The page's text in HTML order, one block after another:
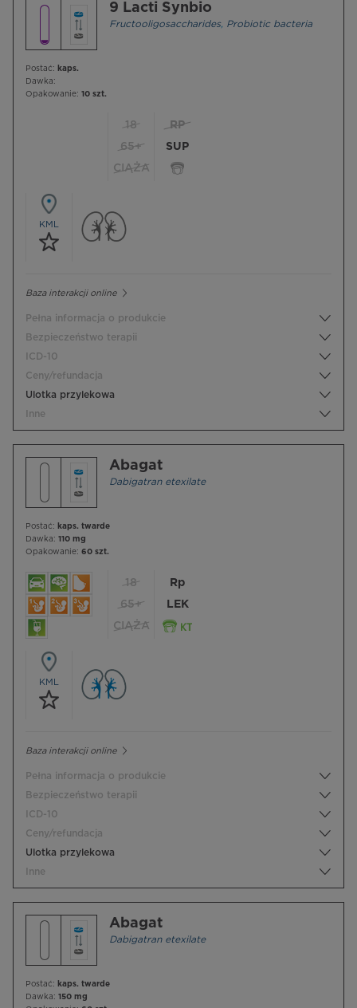
9 Lacti Synbio
Fructooligosaccharides, Probiotic bacteria
Postać: kaps.
Dawka:
Opakowanie: 10 szt.
18
65+
CIĄŻA
RP
SUP
KML
Baza interakcji online
Pełna informacja o produkcie
Bezpieczeństwo terapii
ICD-10
Ceny/refundacja
Ulotka przylekowa
Inne
Abagat
Dabigatran etexilate
Postać: kaps. twarde
Dawka: 110 mg
Opakowanie: 60 szt.
18
65+
CIĄŻA
Rp
LEK
KML
Baza interakcji online
Pełna informacja o produkcie
Bezpieczeństwo terapii
ICD-10
Ceny/refundacja
Ulotka przylekowa
Inne
Abagat
Dabigatran etexilate
Postać: kaps. twarde
Dawka: 150 mg